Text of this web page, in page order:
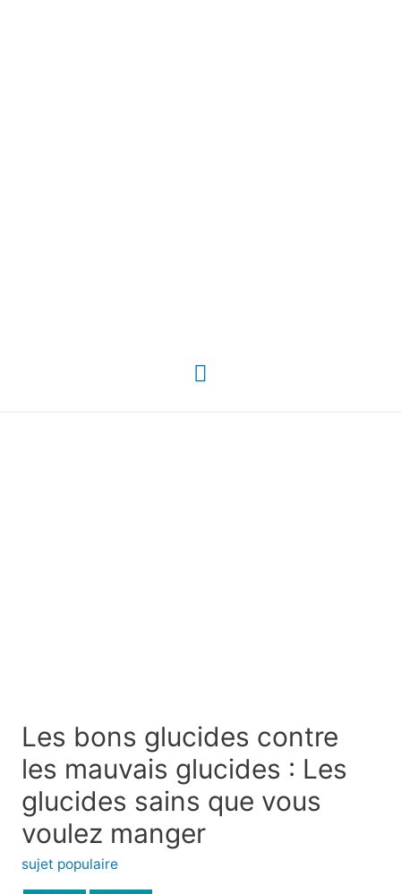
Menu
Les bons glucides contre
les mauvais glucides : Les
glucides sains que vous
voulez manger
sujet populaire